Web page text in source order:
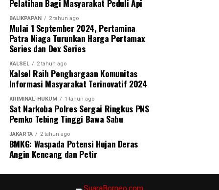
Pelatihan Bagi Masyarakat Peduli Api
BALIKPAPAN 2 tahun ago
Mulai 1 September 2024, Pertamina
Patra Niaga Turunkan Harga Pertamax
Series dan Dex Series
KALSEL 2 tahun ago
Kalsel Raih Penghargaan Komunitas
Informasi Masyarakat Terinovatif 2024
KRIMINAL-HUKUM 1 tahun ago
Sat Narkoba Polres Sergai Ringkus PNS
Pemko Tebing Tinggi Bawa Sabu
JAKARTA 2 tahun ago
BMKG: Waspada Potensi Hujan Deras
Angin Kencang dan Petir